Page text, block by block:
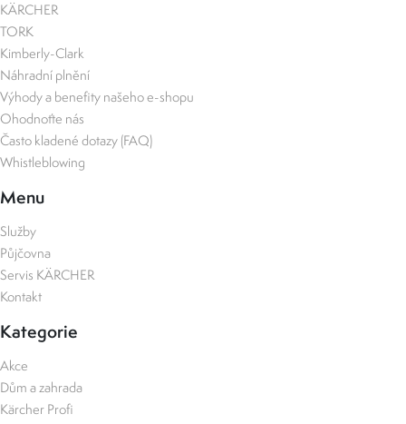
KÄRCHER
TORK
Kimberly-Clark
Náhradní plnění
Výhody a benefity našeho e-shopu
Ohodnoťte nás
Často kladené dotazy (FAQ)
Whistleblowing
Menu
Služby
Půjčovna
Servis KÄRCHER
Kontakt
Kategorie
Akce
Dům a zahrada
Kärcher Profi